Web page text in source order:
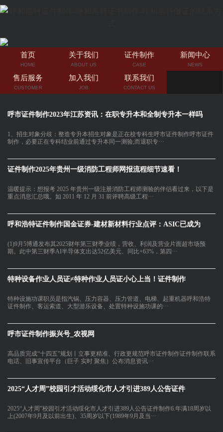
首页
HOME
关于我们
ABOUT US
证件制作
CASE
新闻中心
NEWS
售后服务
CUSTOMER
加入我们
JOB
联系我们
CONTACT US
呼市证件制作2023年江苏资讯：在职专升本和全制专升本一样吗
1、招生对象分歧：整造专升本招生对象是正在校专科生呼市证件制作呼市证件
制作，必要正在专科结业前通过专升本同一测验;而退职专···
证件制作2025年贵州一级消防工程师网报流程细节速看！
温暖提示：想报考 2025 年贵州一级注册消防工程师测验的伴侣看过来，以下是
重点消息汇总哦。如 2011 年 12 月 31 前评聘高级工程···
呼和浩特证件制作国金证券-建材新材料行业点评：ASIC已成为
(1)9月5博通发布其2025财年第三财季业绩，营收、利润及营业片面超市场预
期。此中第三财季AI半导体支出达52亿美元、同比+63%，第四···
特种设备作业人员证≠特种作业人员证小心上当！证件制作
特种设施功课职员是指汽锅、压力容器、压力管道、电梯、起重机器呼和浩特
证件制作、客运索道、大型游乐设备、处置特种设施功课的···
呼市证件制作振兴号_农视网
高品质完成“十四五”规划丨立事更精准、行政更规范呼市证件制作证件制作联系
电话、旧事宣传平台（巨子 实时 聚焦）公布消息资讯···
2025“人才周”校园引才活动绥化市人才引进389人公告证件
2025“人才周”校园引才活动绥化市人才引进389人公告证件制作6.年满18周岁以
上(2007年9月及以前出生)、35周岁以下(1989年9月及当···